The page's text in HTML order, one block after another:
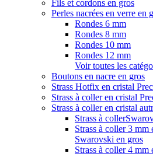
Fils et cordons en gros
Perles nacrées en verre en
Rondes 6 mm
Rondes 8 mm
Rondes 10 mm
Rondes 12 mm
Voir toutes les
Boutons en nacre en gros
Strass Hotfix en cristal
Strass à coller en cristal
Strass à coller en cristal
Strass à
Strass à coller 3 mm
Swarovski en gros
Strass à coller 4 mm